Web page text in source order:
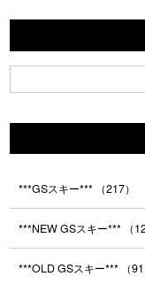
***GSスキー*** （217）
***NEW GSスキー*** （
***OLD GSスキー*** （91